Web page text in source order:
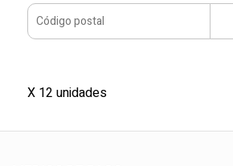
X 12 unidades